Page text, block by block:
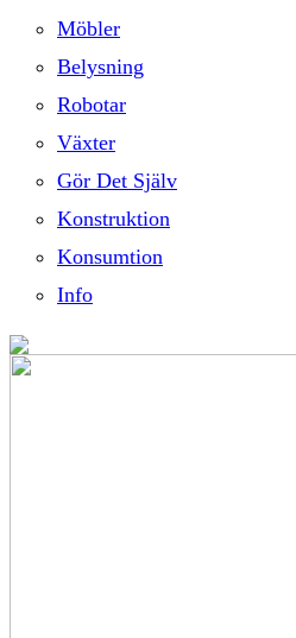
Möbler
Belysning
Robotar
Växter
Gör Det Själv
Konstruktion
Konsumtion
Info